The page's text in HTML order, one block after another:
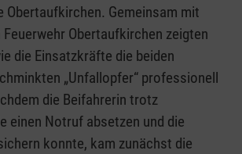
Obertaufkirchen. Gemeinsam mit
Obertaufkirchen zeigten
die Einsatzkräfte die beiden
„Unfallopfer“ professionell
die Beifahrerin trotz
einen Notruf absetzen und die
konnte, kam zunächst die